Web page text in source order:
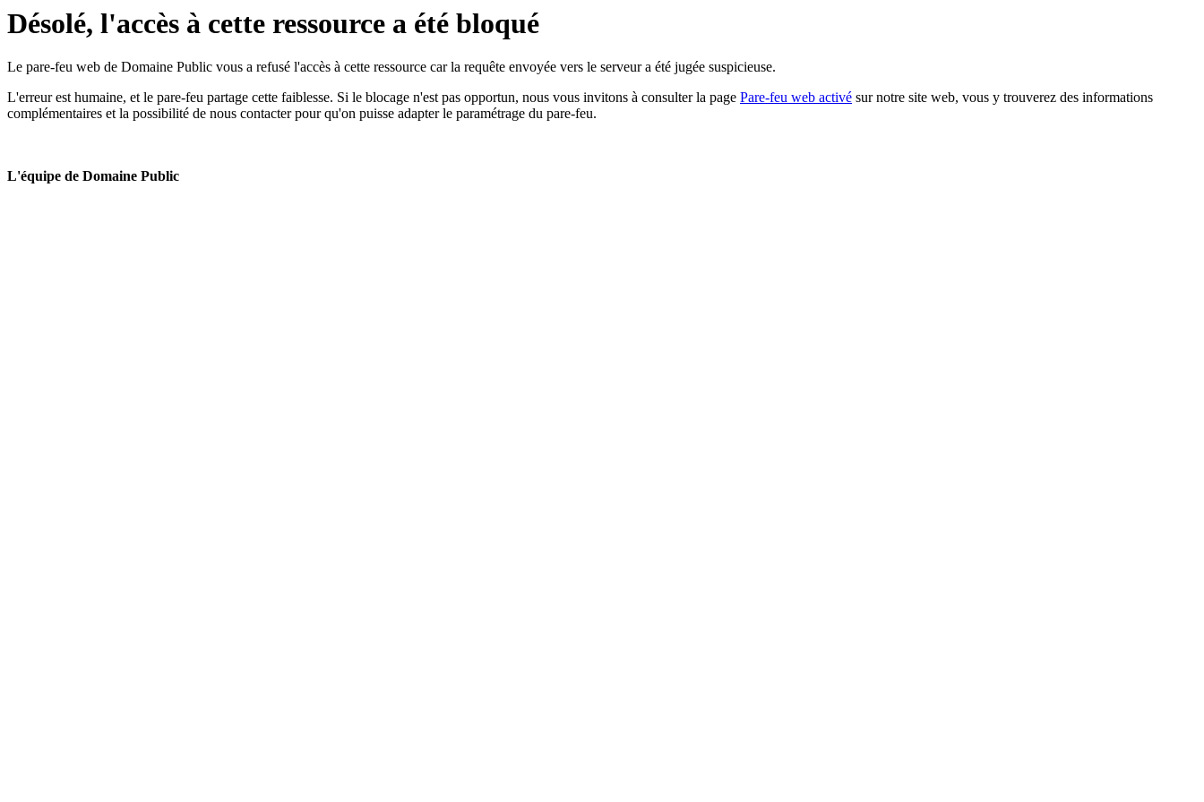
Désolé, l'accès à cette ressource a été bloqué
Le pare-feu web de Domaine Public vous a refusé l'accès à cette ressource car la requête envoyée vers le serveur a été jugée suspicieuse.
L'erreur est humaine, et le pare-feu partage cette faiblesse. Si le blocage n'est pas opportun, nous vous invitons à consulter la page Pare-feu web activé sur notre site web, vous y trouverez des informations
complémentaires et la possibilité de nous contacter pour qu'on puisse adapter le paramétrage du pare-feu.
L'équipe de Domaine Public